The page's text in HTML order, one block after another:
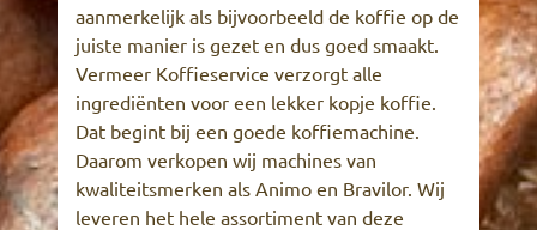
aanmerkelijk als bijvoorbeeld de koffie op de
juiste manier is gezet en dus goed smaakt.
Vermeer Koffieservice verzorgt alle
ingrediënten voor een lekker kopje koffie.
Dat begint bij een goede koffiemachine.
Daarom verkopen wij machines van
kwaliteitsmerken als Animo en Bravilor. Wij
leveren het hele assortiment van deze